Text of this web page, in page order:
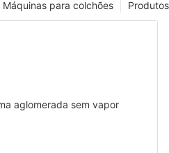
Produtos
Máquinas para colchões